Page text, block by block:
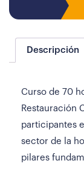
Descripción
Curso de 70
Restauración
participantes
sector de la
pilares